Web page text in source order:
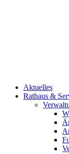
Aktuelles
Rathaus &